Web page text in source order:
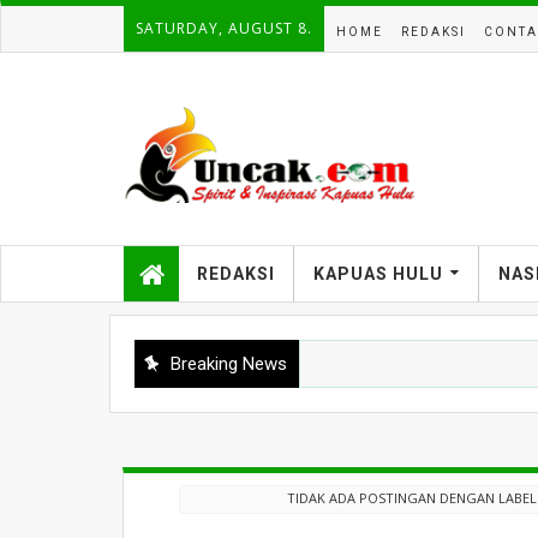
SATURDAY, AUGUST 8. HOME REDAKSI
REDAKSI KAPUAS HULU
Breaking News
TIDAK ADA POSTINGAN DENGAN